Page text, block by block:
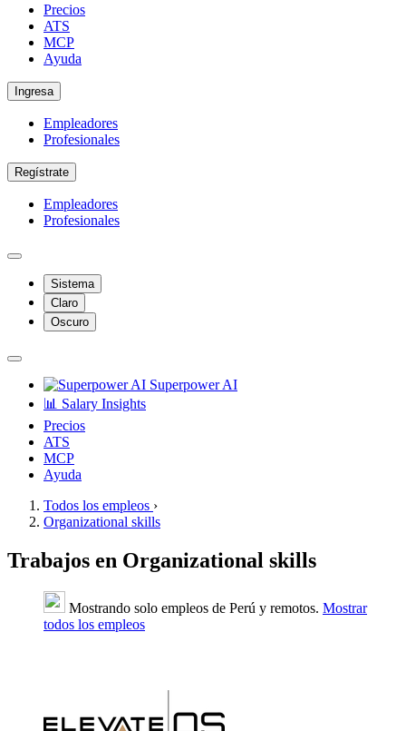
Precios
ATS
MCP
Ayuda
Ingresa
Empleadores
Profesionales
Regístrate
Empleadores
Profesionales
Sistema
Claro
Oscuro
Superpower AI
📊 Salary Insights
Precios
ATS
MCP
Ayuda
Todos los empleos ›
Organizational skills
Trabajos en Organizational skills
Mostrando solo empleos de Perú y remotos. Mostrar
todos los empleos